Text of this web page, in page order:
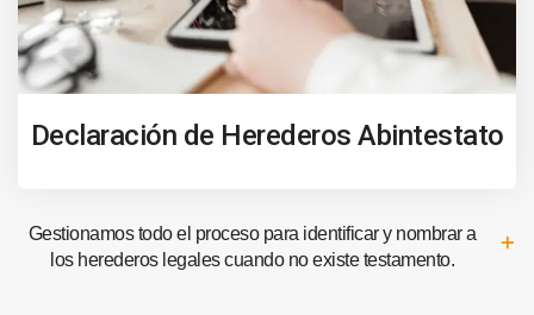
Declaración de Herederos Abintestato
Gestionamos todo el proceso para identificar y nombrar a
los herederos legales cuando no existe testamento.